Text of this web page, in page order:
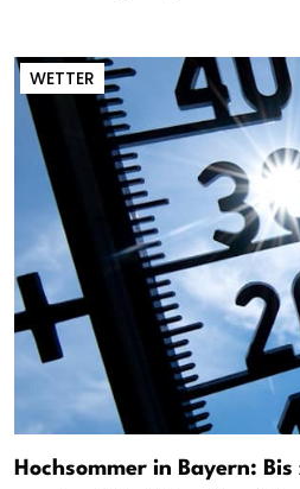
WETTER
Hochsommer in Bayern: